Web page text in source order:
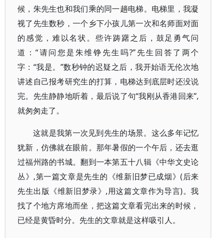
候，朱先生也和我们乘的同一趟电梯。电梯里，我凝
视了先生数秒，一个乡下小孩儿第一次和名师面对面
的感觉，难以名状。些许踌躇之后，鼓足勇气问
道：“请问您是朱维铮先生吗?”先生回答了两个
字：“我是。”数秒钟的迟疑之后，我开始语无伦次地
讲述自己报考研究生的打算，电梯达到底层时还没说
完。先生静静地听着，最后说了句“我刚从香港回来”,
就匆匆走了。
这就是我第一次见到先生的场景。这么多年记忆
犹新，仿佛就在眼前。那年暑假的一个午后，还去逛
过福州路的书城。翻到一本第五十八辑《中华文史论
丛》,第一篇文章是先生的《维新旧梦已成烟》(后来
先生出版《维新旧梦录》,用这篇文章作为导言)。我
找了个地方席地而坐，把这篇文章看完出来的时候，
已经是黄昏时分。先生的文章就是这样吸引人。